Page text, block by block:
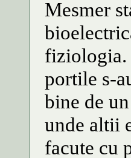
Mesmer
fiziologia.
portile s-
bine de
unde altii
facute cu